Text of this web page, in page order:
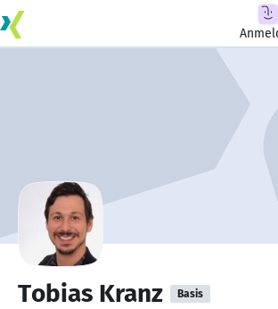
Tobias Kranz Basis